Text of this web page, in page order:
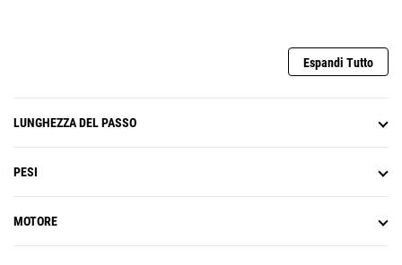
Espandi Tutto
LUNGHEZZA DEL PASSO
PESI
MOTORE